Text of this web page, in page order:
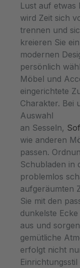
Sideboard,
auch
Tee.Gefertigt
und
Unikat. Die
und
moderne wie
ob allein
passenden
Gestell.
Lust auf etwas
wird Zeit sich
trennen und
kreieren Sie
modernen
persönlich
Möbel und
eingerichtete
Charakter. Bei
Auswahl
an Sesseln,
wie anderen
passen.
Schubladen in
problemlos
aufgeräumten
Sie mit den
dunkelste
aus und
gemütliche
erfolgt nicht